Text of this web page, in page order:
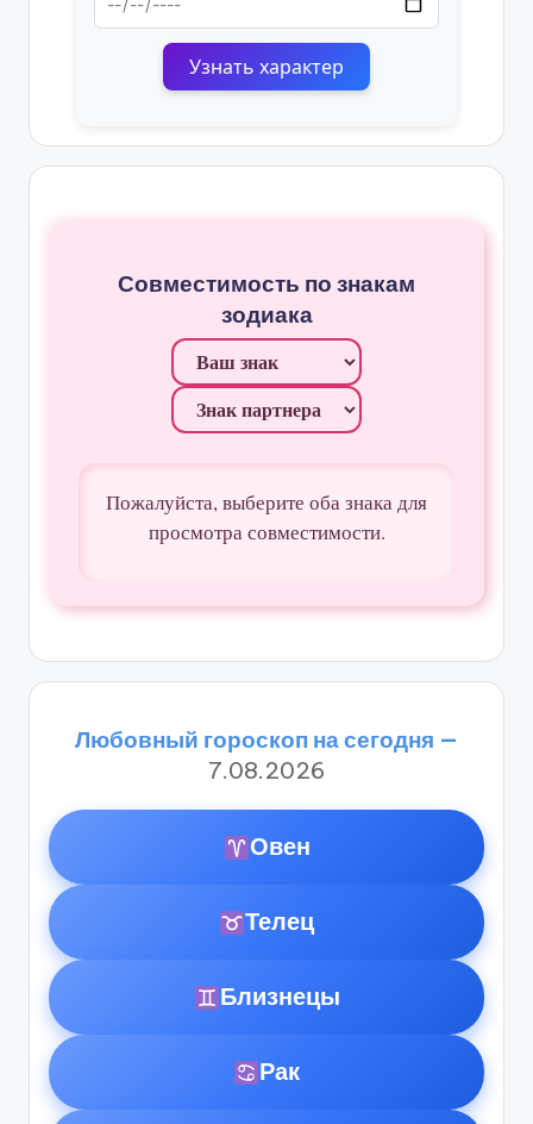
Узнать характер
Совместимость по знакам
зодиака
Пожалуйста, выберите оба знака для
просмотра совместимости.
Любовный гороскоп на сегодня —
7.08.2026
Овен
Телец
Близнецы
Рак